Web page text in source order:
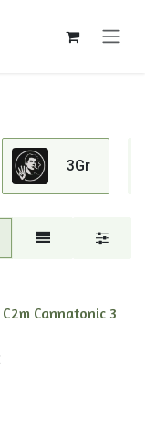
3Gr
Cannatonic 3